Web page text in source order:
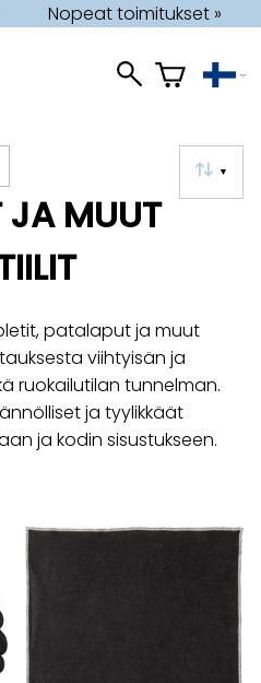
Nopeat toimitukset »
▼
JA MUUT
patalaput ja muut
viihtyisän ja
ruokailutilan tunnelman.
ja tyylikkäät
ja kodin sisustukseen.